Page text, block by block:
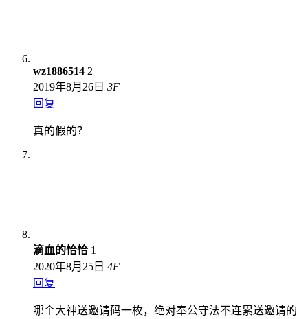
wz1886514 2
2019年8月26日 3F
回复
真的假的？
滴血的恰恰 1
2020年8月25日 4F
回复
哪个大神送邀请码一枚，绝对奉公守法不连累送邀请的